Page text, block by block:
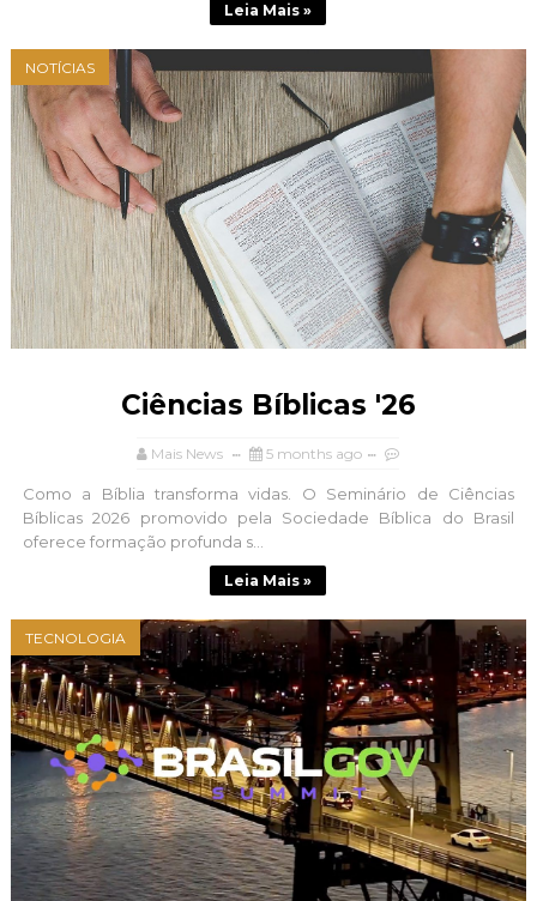
Leia Mais »
NOTÍCIAS
Ciências Bíblicas '26
Mais News 5 months ago
Como a Bíblia transforma vidas. O Seminário de Ciências
Bíblicas 2026 promovido pela Sociedade Bíblica do Brasil
oferece formação profunda s...
Leia Mais »
TECNOLOGIA